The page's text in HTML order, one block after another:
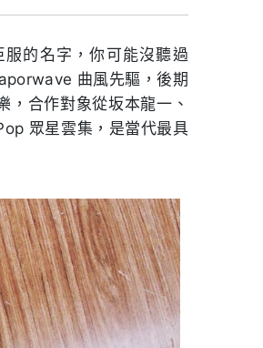
的名字，你可能沒聽過
曲風先驅，後期
，合作對象從坂本龍一、
眾星雲集，是當代最具